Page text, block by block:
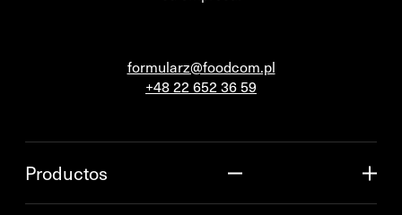
formularz@foodcom.pl
+48 22 652 36 59
Productos